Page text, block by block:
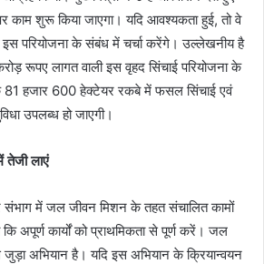
शुरू किया जाएगा। यदि आवश्यकता हुई, तो वे
इस परियोजना के संबंध में चर्चा करेंगे। उल्लेखनीय है
रूपए लागत वाली इस वृहद सिंचाई परियोजना के
81 हजार 600 हेक्टेयर रकबे में फसल सिंचाई एवं
उपलब्ध हो जाएगी।
तेजी लाएं
संभाग में जल जीवन मिशन के तहत संचालित कामों
कि अपूर्ण कार्यों को प्राथमिकता से पूर्ण करें। जल
अभियान है। यदि इस अभियान के क्रियान्वयन